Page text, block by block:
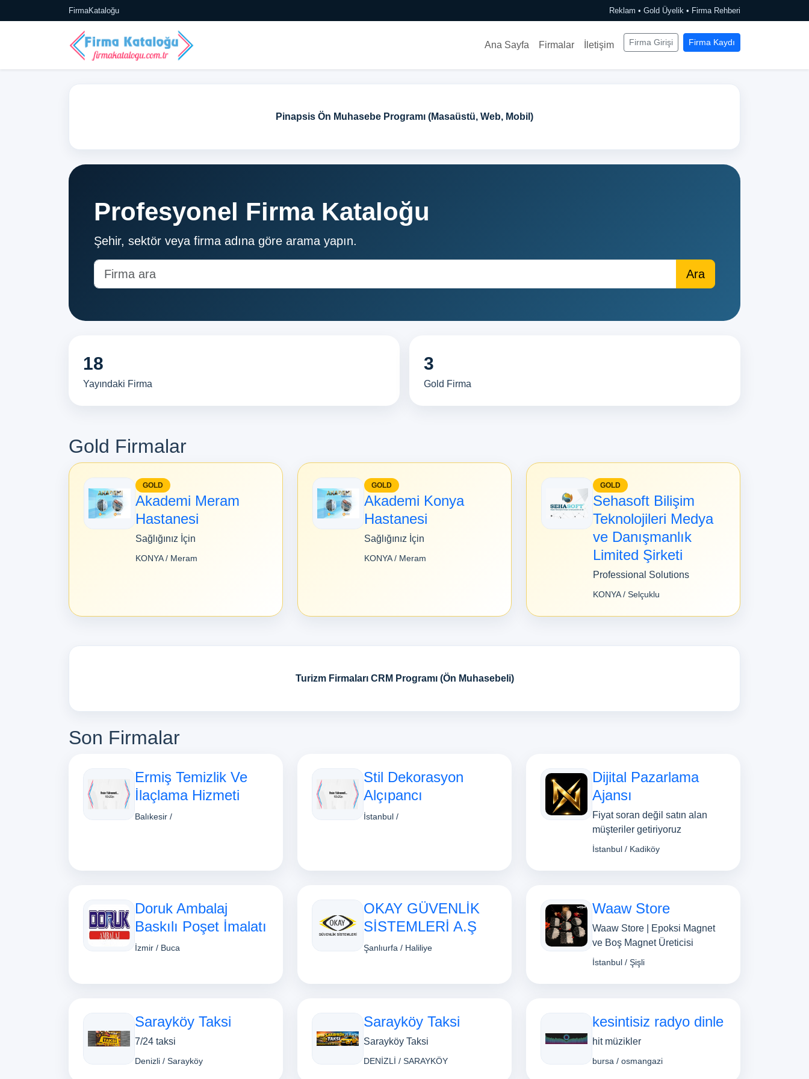
FirmaKataloğu Reklam • Gold Üyelik • Firma Rehberi
Ana Sayfa Firmalar İletişim Firma Girişi Firma Kaydı
Ticari Set (Yeni Nesil Bulut Tabanlı Ön Muhasebe)
Profesyonel Firma Kataloğu
Şehir, sektör veya firma adına göre arama yapın.
18
Yayındaki Firma
3
Gold Firma
Gold Firmalar
GOLD
Akademi Meram
Hastanesi
Sağlığınız İçin
KONYA / Meram
GOLD
Akademi Konya
Hastanesi
Sağlığınız İçin
KONYA / Meram
GOLD
Sehasoft Bilişim
Teknolojileri Medya
ve Danışmanlık
Limited Şirketi
Professional Solutions
KONYA / Selçuklu
Turizm Firmaları CRM Programı (Ön Muhasebeli)
Son Firmalar
Ermiş Temizlik Ve
İlaçlama Hizmeti
Balıkesir /
Stil Dekorasyon
Alçıpancı
İstanbul /
Dijital Pazarlama
Ajansı
Fiyat soran değil satın alan
müşteriler getiriyoruz
İstanbul / Kadiköy
Doruk Ambalaj
Baskılı Poşet İmalatı
İzmir / Buca
OKAY GÜVENLİK
SİSTEMLERİ A.Ş
Şanlıurfa / Haliliye
Waaw Store
Waaw Store | Epoksi Magnet
ve Boş Magnet Üreticisi
İstanbul / Şişli
Sarayköy Taksi
7/24 taksi
Denizli / Sarayköy
Sarayköy Taksi
Sarayköy Taksi
DENİZLİ / SARAYKÖY
kesintisiz radyo dinle
hit müzikler
bursa / osmangazi